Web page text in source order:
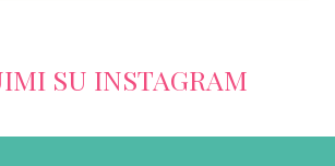
SU INSTAGRAM